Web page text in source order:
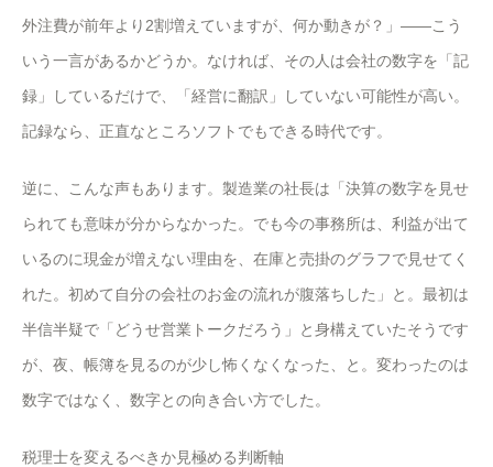
外注費が前年より2割増えていますが、何か動きが？」——こう
いう一言があるかどうか。なければ、その人は会社の数字を「記
録」しているだけで、「経営に翻訳」していない可能性が高い。
記録なら、正直なところソフトでもできる時代です。
逆に、こんな声もあります。製造業の社長は「決算の数字を見せ
られても意味が分からなかった。でも今の事務所は、利益が出て
いるのに現金が増えない理由を、在庫と売掛のグラフで見せてく
れた。初めて自分の会社のお金の流れが腹落ちした」と。最初は
半信半疑で「どうせ営業トークだろう」と身構えていたそうです
が、夜、帳簿を見るのが少し怖くなくなった、と。変わったのは
数字ではなく、数字との向き合い方でした。
税理士を変えるべきか見極める判断軸